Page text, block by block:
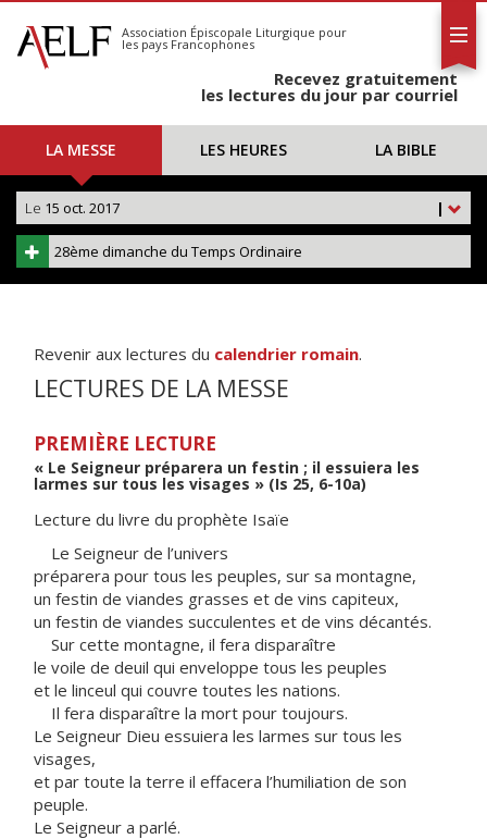
S'abonner
Calendrier
Association Épiscopale Liturgique pour
les pays Francophones
Recevez gratuitement
les lectures du jour par courriel
LA MESSE LES HEURES LA BIBLE
|
Le 15 oct. 2017
28ème dimanche du Temps Ordinaire
Revenir aux lectures du calendrier romain.
LECTURES DE LA MESSE
PREMIÈRE LECTURE
« Le Seigneur préparera un festin ; il essuiera les
larmes sur tous les visages » (Is 25, 6-10a)
Lecture du livre du prophète Isaïe
Le Seigneur de l’univers
préparera pour tous les peuples, sur sa montagne,
un festin de viandes grasses et de vins capiteux,
un festin de viandes succulentes et de vins décantés.
Sur cette montagne, il fera disparaître
le voile de deuil qui enveloppe tous les peuples
et le linceul qui couvre toutes les nations.
Il fera disparaître la mort pour toujours.
Le Seigneur Dieu essuiera les larmes sur tous les
visages,
et par toute la terre il effacera l’humiliation de son
peuple.
Le Seigneur a parlé.